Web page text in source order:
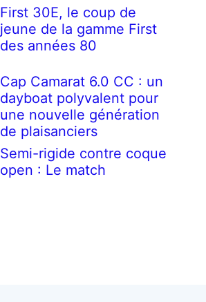
First 30E, le coup de
jeune de la gamme First
des années 80
Cap Camarat 6.0 CC : un
dayboat polyvalent pour
une nouvelle génération
de plaisanciers
Semi-rigide contre coque
open : Le match